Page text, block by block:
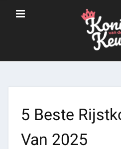
5 Beste
Van 2025